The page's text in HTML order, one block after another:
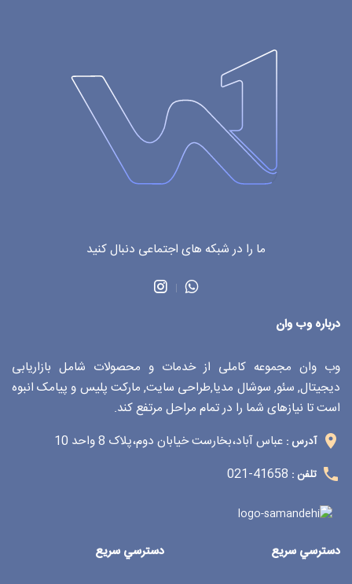
درباره وب وان
وب وان مجموعه کاملی از خدمات و محصولات شامل بازاریابی
دیجیتال, سئو, سوشال مدیا,طراحی سایت, مارکت پلیس و پیامک انبوه
است تا نیازهای شما را در تمام مراحل مرتفع کند.
آدرس : عباس آباد،بخارست خیابان دوم،پلاک 8 واحد 10
تلفن : 41658-021
ما را در شبکه های اجتماعی دنبال کنید
دسترسي سريع دسترسي سريع